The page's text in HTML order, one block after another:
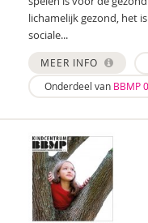
lichamelijk gezond, het
sociale...
MEER INFO
Onderdeel van BBMP